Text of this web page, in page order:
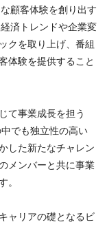
顧客体験を創り出す
済トレンドや企業変
クを取り上げ、番組
体験を提供すること
て事業成長を担う
でも独立性の高い
した新たなチャレン
メンバーと共に事業
。
ャリアの礎となるビ